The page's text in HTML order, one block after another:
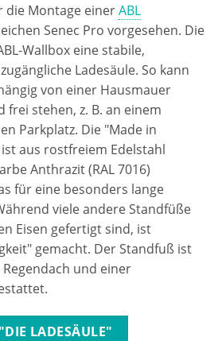
die Montage einerABL
Senec Pro vorgesehen. Die
Wallbox eine stabile,
Ladesäule. So kann
von einer Hausmauer
stehen, z. B. an einem
Parkplatz. Die "Made in
aus rostfreiem Edelstahl
Anthrazit (RAL 7016)
für eine besonders lange
viele andere Standfüße
Eisen gefertigt sind, ist
gemacht. Der Standfuß ist
und einer
LADESÄULE"